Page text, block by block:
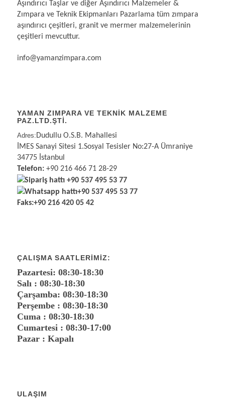
Aşındırıcı Taşlar ve diğer Aşındırıcı Malzemeler &
Zımpara ve Teknik Ekipmanları Pazarlama tüm zımpara
aşındırıcı çeşitleri, granit ve mermer malzemelerinin
çeşitleri mevcuttur.
info@yamanzimpara.com
YAMAN ZIMPARA VE TEKNİK MALZEME
PAZ.LTD.ŞTİ.
Adres: Dudullu O.S.B. Mahallesi
İMES Sanayi Sitesi 1.Sosyal Tesisler No:27-A Ümraniye
34775 İstanbul
Telefon:+90 216 466 71 28-29
Sipariş hattı +90 537 495 53 77
Whatsapp hattı+90 537 495 53 77
Faks:+90 216 420 05 42
ÇALIŞMA SAATLERIMIZ:
Pazartesi: 08:30-18:30
Salı : 08:30-18:30
Çarşamba: 08:30-18:30
Perşembe : 08:30-18:30
Cuma : 08:30-18:30
Cumartesi : 08:30-17:00
Pazar : Kapalı
ULAŞIM